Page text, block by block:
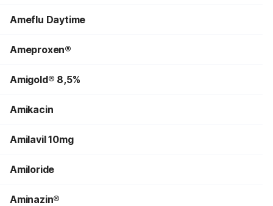
Ameflu Daytime
Ameproxen®
Amigold® 8,5%
Amikacin
Amilavil 10mg
Amiloride
Aminazin®